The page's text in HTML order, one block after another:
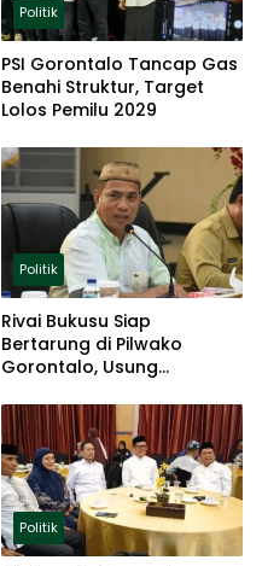
Politik
PSI Gorontalo Tancap Gas
Benahi Struktur, Target
Lolos Pemilu 2029
Politik
Rivai Bukusu Siap
Bertarung di Pilwako
Gorontalo, Usung
Politik
Politik